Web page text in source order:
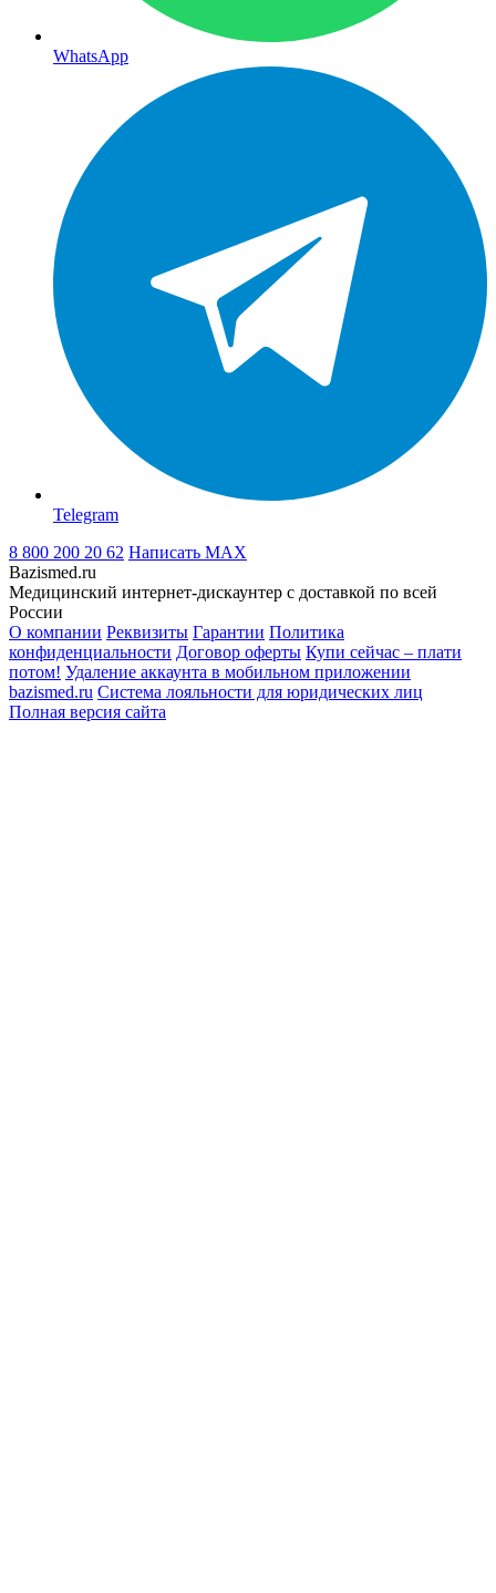
WhatsApp
Telegram
8 800 200 20 62 Написать MAX
Bazismed.ru
Медицинский интернет-дискаунтер с доставкой по всей
России
О компании Реквизиты Гарантии Политика
конфиденциальности Договор оферты Купи сейчас – плати
потом! Удаление аккаунта в мобильном приложении
bazismed.ru Система лояльности для юридических лиц
Полная версия сайта